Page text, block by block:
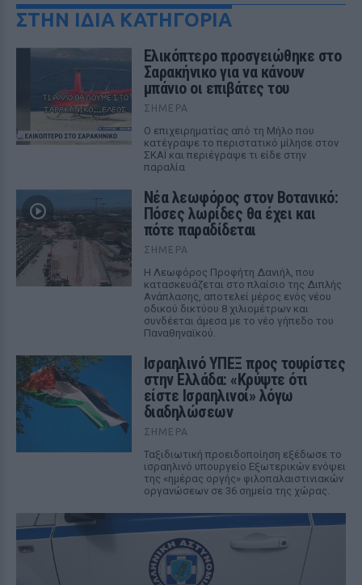
ΣΤΗΝ ΙΔΙΑ ΚΑΤΗΓΟΡΙΑ
Ελικόπτερο προσγειώθηκε στο
Σαρακήνικο για να κάνουν
μπάνιο οι επιβάτες του
ΣΉΜΕΡΑ
Ο επιχειρηματίας από τη Μήλο που
κατέγραψε το περιστατικό μίλησε στον
ΣΚΑΪ και περιέγραψε τι είδε στην
παραλία
Νέα λεωφόρος στον Βοτανικό:
Πόσες λωρίδες θα έχει και
πότε παραδίδεται
ΣΉΜΕΡΑ
Η Λεωφόρος Προφήτη Δανιήλ, που
κατασκευάζεται στο πλαίσιο της Διπλής
Ανάπλασης, αποτελεί μέρος ενός νέου
οδικού δικτύου 8 χιλιομέτρων και
συνδέεται άμεσα με το νέο γήπεδο του
Παναθηναϊκού.
Ισραηλινό ΥΠΕΞ προς τουρίστες
στην Ελλάδα: «Κρύψτε ότι
είστε Ισραηλινοί» λόγω
διαδηλώσεων
ΣΉΜΕΡΑ
Ταξιδιωτική προειδοποίηση εξέδωσε το
ισραηλινό υπουργείο Εξωτερικών ενόψει
της «ημέρας οργής» φιλοπαλαιστινιακών
οργανώσεων σε 36 σημεία της χώρας.